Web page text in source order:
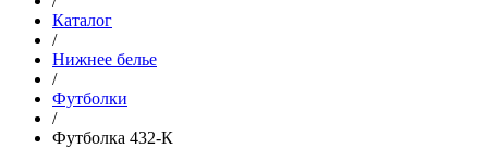
Каталог
/
Нижнее белье
/
Футболки
/
Футболка 432-К